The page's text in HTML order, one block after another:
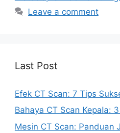
Leave a comment
Last Post
Efek CT Scan: 7 Tips
Bahaya CT Scan Kepala:
Mesin CT Scan: Panduan